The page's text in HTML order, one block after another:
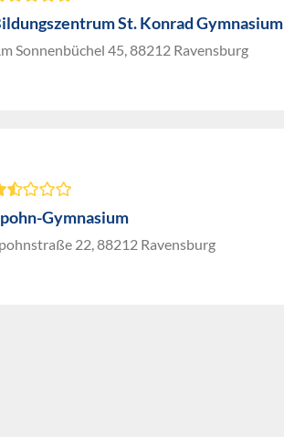
St. Konrad Gymnasium
Sonnenbüchel 45, 88212 Ravensburg
Gymnasium
22, 88212 Ravensburg